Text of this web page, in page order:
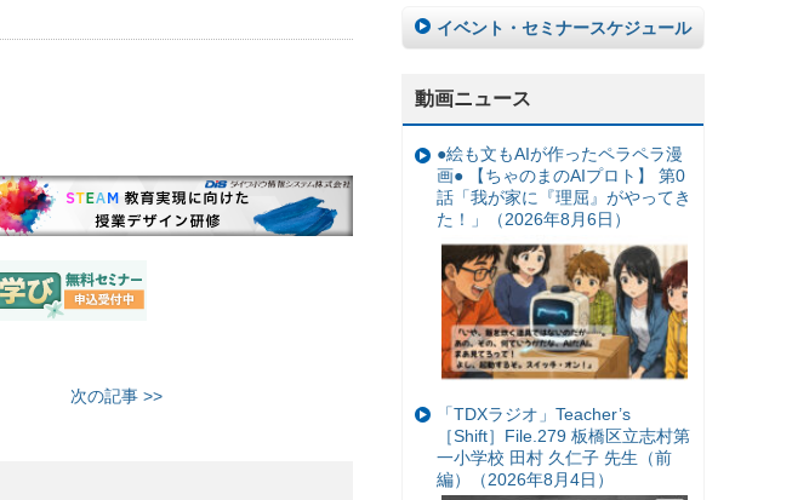
次の記事 >>
イベント・セミナースケジュール
動画ニュース
●絵も文もAIが作ったペラペラ漫
画● 【ちゃのまのAIプロト】 第0
話「我が家に『理屈』がやってき
た！」（2026年8月6日）
「TDXラジオ」Teacher’s
［Shift］File.279 板橋区立志村第
一小学校 田村 久仁子 先生（前
編）（2026年8月4日）